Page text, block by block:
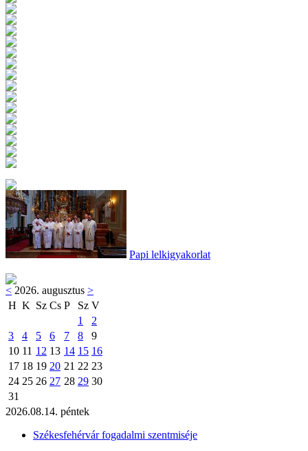
Papi lelkigyakorlat
< 2026. augusztus >
H K Sz Cs P Sz V
1
2
3
4 5 6 7 8
9
10 11 12 13 14 15 16
17 18 19 20 21 22 23
24 25 26 27 28 29 30
31
2026.08.14. péntek
Székesfehérvár fogadalmi szentmiséje